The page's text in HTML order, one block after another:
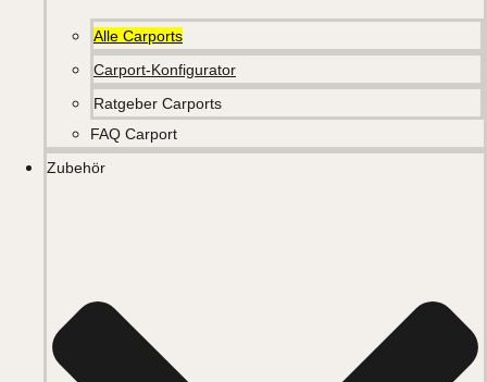
Alle Carports
Carport-Konfigurator
Ratgeber Carports
FAQ Carport
Zubehör